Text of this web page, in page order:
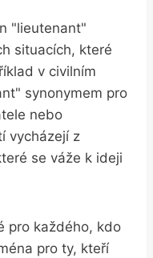
"lieutenant"
situacích, které
v civilním
synonymem pro
nebo
vycházejí z
se váže k ideji
pro každého, kdo
pro ty, kteří